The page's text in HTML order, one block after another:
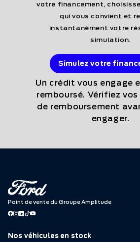
votre financement,
qui vous convient et
instantanément votre
simulation.
Simulez votre
Un crédit vous engage
remboursé. Vérifiez
de remboursement
engager.
Point de vente du Groupe Amplitude
Nos véhicules en stock